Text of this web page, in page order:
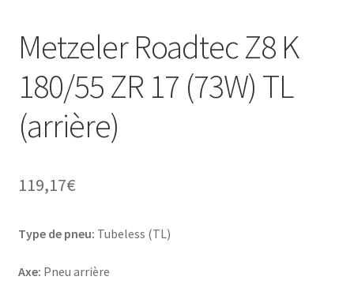
Metzeler Roadtec Z8 K
180/55 ZR 17 (73W) TL
(arrière)
119,17€
Type de pneu: Tubeless (TL)
Axe: Pneu arrière